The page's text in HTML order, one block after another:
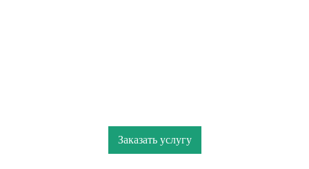
Заказать услугу